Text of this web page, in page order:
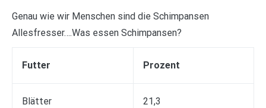
Genau wie wir Menschen sind die Schimpansen
Allesfresser….Was essen Schimpansen?
Futter Prozent
Blätter 21,3